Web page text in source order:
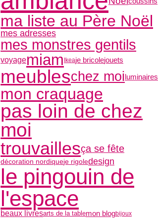
ma liste au Père Noël
mes adresses
mes monstres gentils
voyagemiam Ikeaje bricolejouets
meubleschez moiluminaires
mon craquage
pas loin de chez
moi
trouvaillesça se fête
décoration nordiqueje rigoledesign
le pingouin de
l'espace
beaux livresarts de la tablemon blogbijoux